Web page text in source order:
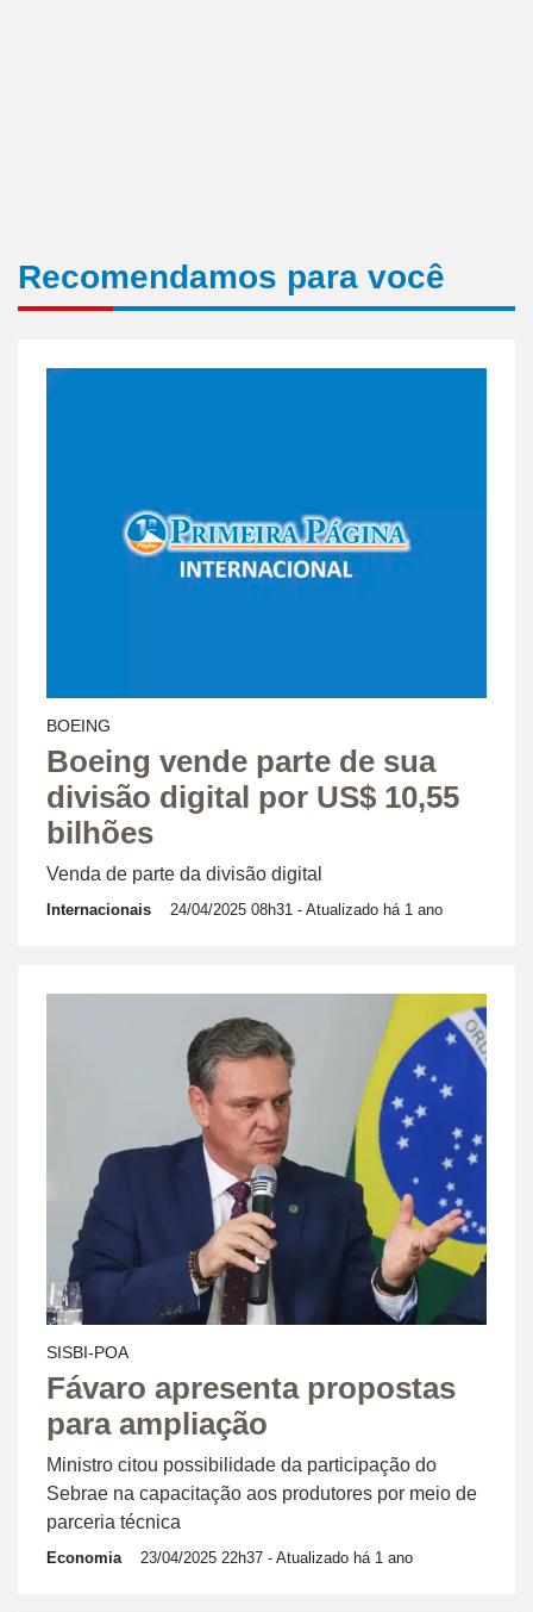
Recomendamos para você
BOEING
Boeing vende parte de sua
divisão digital por US$ 10,55
bilhões
Venda de parte da divisão digital
Internacionais 24/04/2025 08h31 - Atualizado há 1 ano
SISBI-POA
Fávaro apresenta propostas
para ampliação
Ministro citou possibilidade da participação do
Sebrae na capacitação aos produtores por meio de
parceria técnica
Economia 23/04/2025 22h37 - Atualizado há 1 ano